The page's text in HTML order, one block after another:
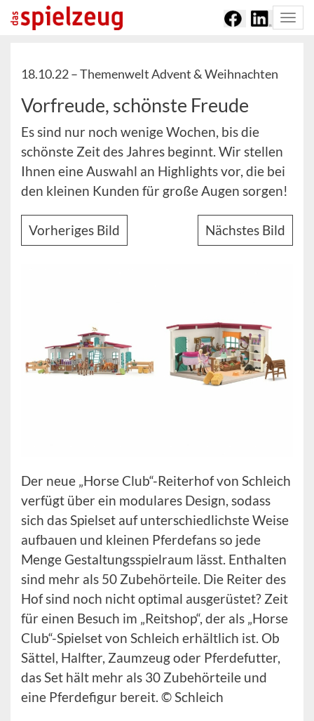
18.10.22 –Themenwelt Advent & Weihnachten
Vorfreude, schönste Freude
Es sind nur noch wenige Wochen, bis die
schönste Zeit des Jahres beginnt. Wir stellen
Ihnen eine Auswahl an Highlights vor, die bei
den kleinen Kunden für große Augen sorgen!
Vorheriges Bild Nächstes Bild
Der neue „Horse Club“-Reiterhof von Schleich
verfügt über ein modulares Design, sodass
sich das Spielset auf unterschiedlichste Weise
aufbauen und kleinen Pferdefans so jede
Menge Gestaltungsspielraum lässt. Enthalten
sind mehr als 50 Zubehörteile. Die Reiter des
Hof sind noch nicht optimal ausgerüstet? Zeit
für einen Besuch im „Reitshop“, der als „Horse
Club“-Spielset von Schleich erhältlich ist. Ob
Sättel, Halfter, Zaumzeug oder Pferdefutter,
das Set hält mehr als 30 Zubehörteile und
eine Pferdefigur bereit. © Schleich